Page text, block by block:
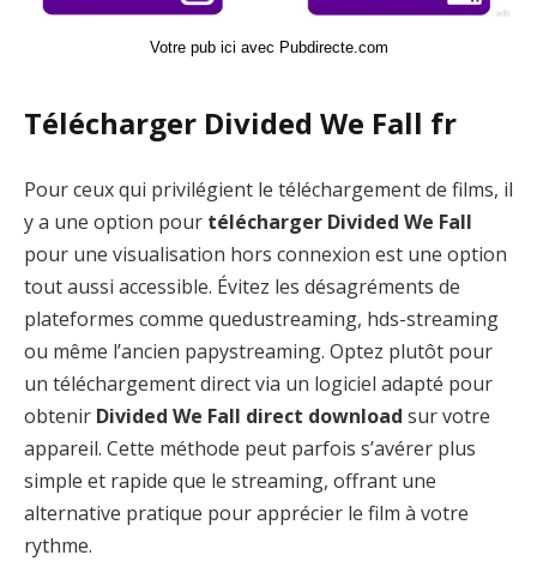
Votre pub ici avec Pubdirecte.com
Télécharger Divided We Fall fr
Pour ceux qui privilégient le téléchargement de films, il
y a une option pour télécharger Divided We Fall
pour une visualisation hors connexion est une option
tout aussi accessible. Évitez les désagréments de
plateformes comme quedustreaming, hds-streaming
ou même l’ancien papystreaming. Optez plutôt pour
un téléchargement direct via un logiciel adapté pour
obtenir Divided We Fall direct download sur votre
appareil. Cette méthode peut parfois s’avérer plus
simple et rapide que le streaming, offrant une
alternative pratique pour apprécier le film à votre
rythme.